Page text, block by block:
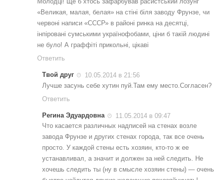
«Великая, малая, белая» на стіні біля заводу Фрунзе, чи
червоні написи «СССР» в районі ринка на десятці,
інпіровані сумськими українофобами, ціни б такій людині
не було! А граффіті прикольні, цікаві
Ответить
Твой друг
10.05.2014 в 21:56
Лучше засунь себе хутин пуй.Там ему место.Согласен?
Ответить
Регина Эдуардовна
11.05.2014 в 09:47
Что касается различных надписей на стенах возле
завода Фрунзе и других стенах города, так все очень
просто. У каждой стены есть хозяин, кто-то ж ее
устанавливал, а значит и должен за ней следить. Не
хочешь следить ты (ну в смысле хозяин стены) — очень